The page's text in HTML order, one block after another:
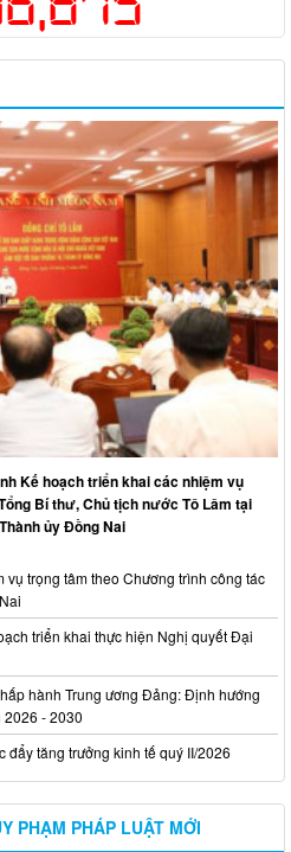
Kế hoạch triển khai các nhiệm vụ
Bí thư, Chủ tịch nước Tô Lâm tại
ủy Đồng Nai
trọng tâm theo Chương trình công tác
triển khai thực hiện Nghị quyết Đại
hành Trung ương Đảng: Định hướng
- 2030
đẩy tăng trưởng kinh tế quý II/2026
PHẠM PHÁP LUẬT MỚI